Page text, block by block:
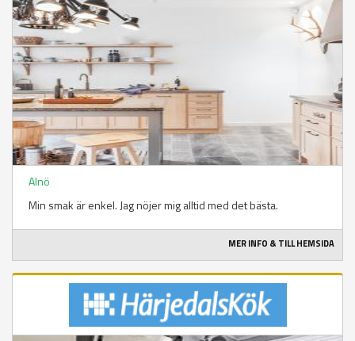
Alnö
Min smak är enkel. Jag nöjer mig alltid med det bästa.
MER INFO & TILL HEMSIDA